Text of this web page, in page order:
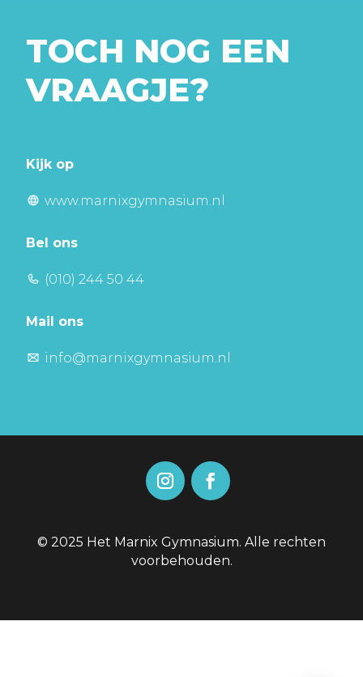
TOCH NOG EEN
VRAAGJE?
Kijk op
www.marnixgymnasium.nl
Bel ons
(010) 244 50 44
Mail ons
info@marnixgymnasium.nl
© 2025 Het Marnix Gymnasium. Alle rechten
voorbehouden.